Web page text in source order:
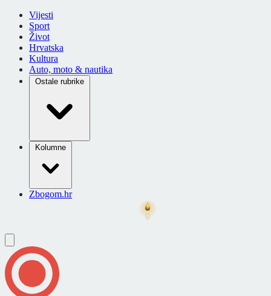
Vijesti
Sport
Život
Hrvatska
Kultura
Auto, moto & nautika
Ostale rubrike
Kolumne
Zbogom.hr